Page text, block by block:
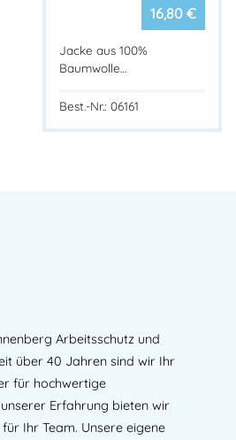
16,80 €
Jacke aus 100%
Baumwolle…
Best.-Nr.: 06161
Arbeitsschutz und
über 40 Jahren sind wir Ihr
für hochwertige
Erfahrung bieten wir
Ihr Team. Unsere eigene